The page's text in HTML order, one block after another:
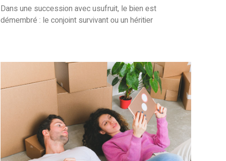
Dans une succession avec usufruit, le bien est
démembré : le conjoint survivant ou un héritier